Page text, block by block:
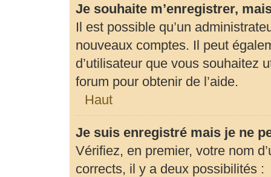
Je souhaite m’enregistrer,
Il est possible qu’un
nouveaux comptes. Il peut
d’utilisateur que vous souhaitez
forum pour obtenir de l’aide.
Haut
Je suis enregistré mais je ne
Vérifiez, en premier, votre nom
corrects, il y a deux possibilités :